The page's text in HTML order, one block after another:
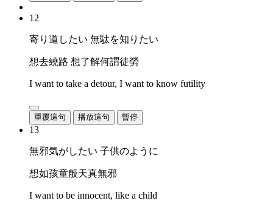
12
寄り道したい 無駄を知りたい
想去繞路 想了解何謂徒勞
I want to take a detour, I want to know futility
重覆這句 播放這句 暫停
13
無邪気がしたい 子供のように
想如孩童般天真無邪
I want to be innocent, like a child